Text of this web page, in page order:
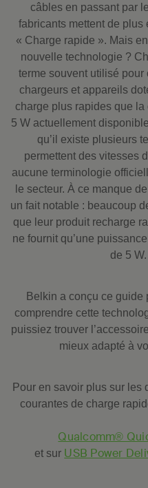
câbles en passant par
fabricants mettent de plus
« Charge rapide ». Mais
nouvelle technologie ?
terme souvent utilisé
chargeurs et appareils
charge plus rapides que la
5 W actuellement
qu’il existe plusieurs
permettent des vitesses
aucune terminologie
le secteur. À ce manque
un fait notable : beaucoup
que leur produit recharge
ne fournit qu’une
de 5 W.
Belkin a conçu ce guide
comprendre cette
puissiez trouver
mieux adapté à
Pour en savoir plus sur les
courantes de charge
Qualcomm®
et sur USB Power